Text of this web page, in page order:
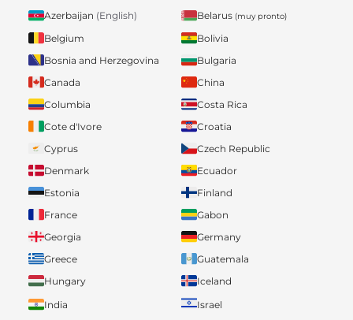
Azerbaijan (English) Belarus (muy pronto)
Belgium
Bolivia
Bosnia and Herzegovina
Bulgaria
Canada
China
Columbia
Costa Rica
Cote d'Ivore
Croatia
Cyprus
Czech Republic
Denmark
Ecuador
Estonia
Finland
France
Gabon
Georgia
Germany
Greece
Guatemala
Hungary
Iceland
India
Israel